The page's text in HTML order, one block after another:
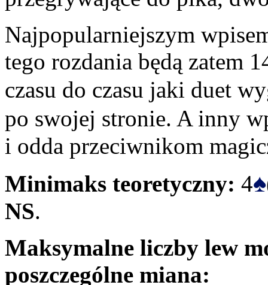
Najpopularniejszym
tego rozdania będą zatem
czasu do czasu jaki duet
po swojej stronie. A inny
i odda przeciwnikom
Minimaks teoretyczny: 4♠
NS.
Maksymalne liczby lew
poszczególne miana: